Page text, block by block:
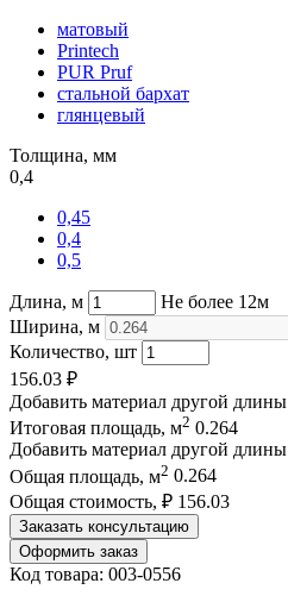
матовый
Printech
PUR Pruf
стальной бархат
глянцевый
Толщина, мм
0,4
0,45
0,4
0,5
Длина, м
Не более 12м
Ширина, м
Количество, шт
156.03 ₽
Добавить материал другой длины
Итоговая площадь, м2 0.264
Добавить материал другой длины
Общая площадь, м2 0.264
Общая стоимость, ₽ 156.03
Заказать консультацию
Оформить заказ
Код товара: 003-0556